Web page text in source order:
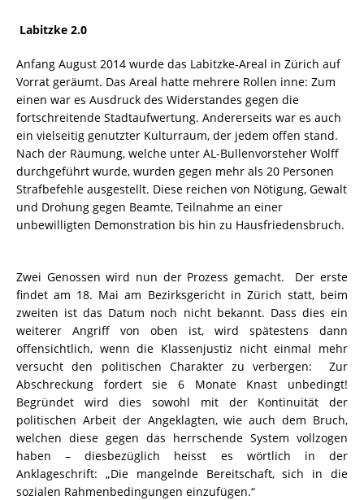
Labitzke 2.0
Anfang August 2014 wurde das Labitzke-Areal in Zürich auf
Vorrat geräumt. Das Areal hatte mehrere Rollen inne: Zum
einen war es Ausdruck des Widerstandes gegen die
fortschreitende Stadtaufwertung. Andererseits war es auch
ein vielseitig genutzter Kulturraum, der jedem offen stand.
Nach der Räumung, welche unter AL-Bullenvorsteher Wolff
durchgeführt wurde, wurden gegen mehr als 20 Personen
Strafbefehle ausgestellt. Diese reichen von Nötigung, Gewalt
und Drohung gegen Beamte, Teilnahme an einer
unbewilligten Demonstration bis hin zu Hausfriedensbruch.
Zwei Genossen wird nun der Prozess gemacht. Der erste
findet am 18. Mai am Bezirksgericht in Zürich statt, beim
zweiten ist das Datum noch nicht bekannt. Dass dies ein
weiterer Angriff von oben ist, wird spätestens dann
offensichtlich, wenn die Klassenjustiz nicht einmal mehr
versucht den politischen Charakter zu verbergen: Zur
Abschreckung fordert sie 6 Monate Knast unbedingt!
Begründet wird dies sowohl mit der Kontinuität der
politischen Arbeit der Angeklagten, wie auch dem Bruch,
welchen diese gegen das herrschende System vollzogen
haben – diesbezüglich heisst es wörtlich in der
Anklageschrift: „Die mangelnde Bereitschaft, sich in die
sozialen Rahmenbedingungen einzufügen.“